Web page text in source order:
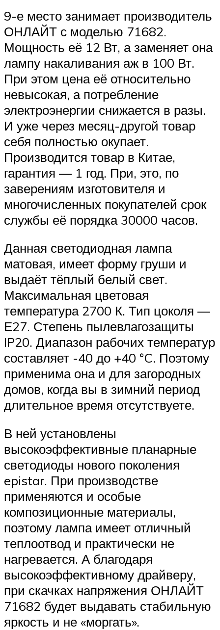
9-е место занимает производитель
ОНЛАЙТ с моделью 71682.
Мощность её 12 Вт, а заменяет она
лампу накаливания аж в 100 Вт.
При этом цена её относительно
невысокая, а потребление
электроэнергии снижается в разы.
И уже через месяц-другой товар
себя полностью окупает.
Производится товар в Китае,
гарантия — 1 год. При, это, по
заверениям изготовителя и
многочисленных покупателей срок
службы её порядка 30000 часов.
Данная светодиодная лампа
матовая, имеет форму груши и
выдаёт тёплый белый свет.
Максимальная цветовая
температура 2700 К. Тип цоколя —
Е27. Степень пылевлагозащиты
IP20. Диапазон рабочих температур
составляет -40 до +40 °C. Поэтому
применима она и для загородных
домов, когда вы в зимний период
длительное время отсутствуете.
В ней установлены
высокоэффективные планарные
светодиоды нового поколения
epistar. При производстве
применяются и особые
композиционные материалы,
поэтому лампа имеет отличный
теплоотвод и практически не
нагревается. А благодаря
высокоэффективному драйверу,
при скачках напряжения ОНЛАЙТ
71682 будет выдавать стабильную
яркость и не «моргать».